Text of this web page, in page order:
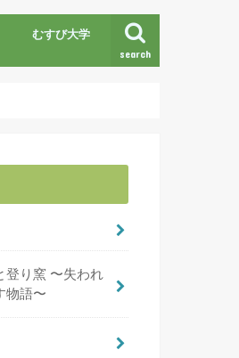
search
むすび大学
登り窯 〜失われ
物語〜